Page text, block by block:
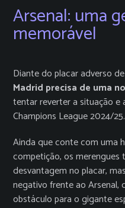
Arsenal: uma
memorável
Diante do placar adverso
Madrid precisa de uma
tentar reverter a situação e
Champions League 2024/25.
Ainda que conte com uma
competição, os merengues
desvantagem no placar,
negativo frente ao Arsenal,
obstáculo para o gigante